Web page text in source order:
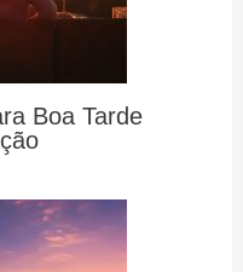
Boa Tarde